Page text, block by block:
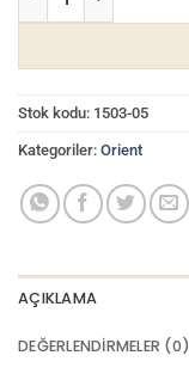
Stok kodu: 1503-05
Kategoriler: Orient
AÇIKLAMA
DEĞERLENDIRMELER (0)